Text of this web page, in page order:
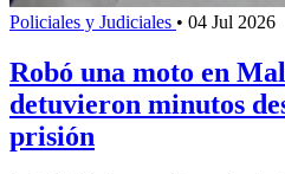
Policiales y Judiciales • 04 Jul 2026
Robó una moto en
detuvieron minutos
prisión